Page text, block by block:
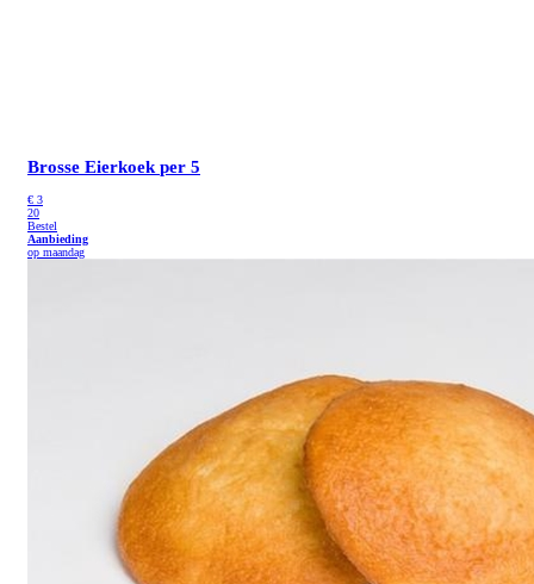
Brosse Eierkoek per 5
€ 3
20
Bestel
Aanbieding
op maandag